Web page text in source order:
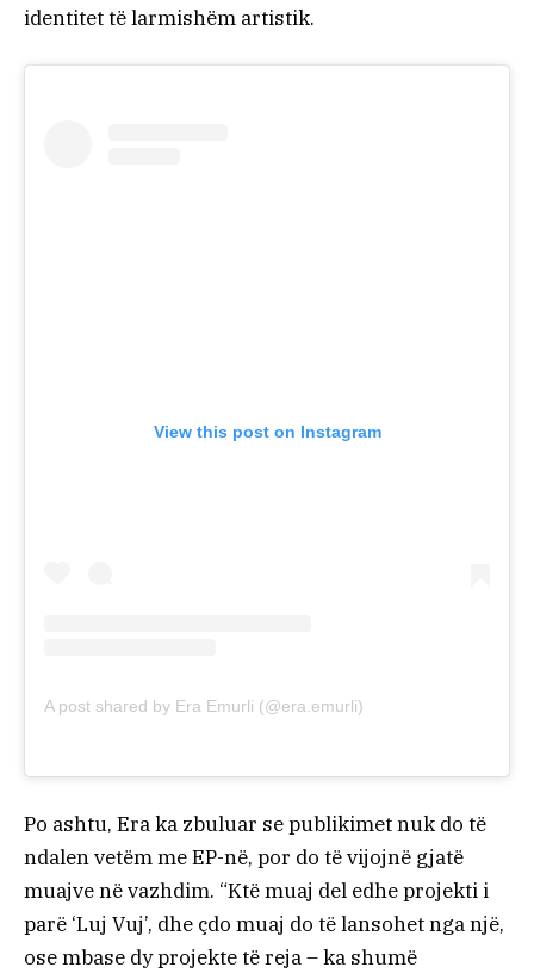
identitet të larmishëm artistik.
View this post on Instagram
A post shared by Era Emurli (@era.emurli)
Po ashtu, Era ka zbuluar se publikimet nuk do të
ndalen vetëm me EP-në, por do të vijojnë gjatë
muajve në vazhdim. “Ktë muaj del edhe projekti i
parë ‘Luj Vuj’, dhe çdo muaj do të lansohet nga një,
ose mbase dy projekte të reja – ka shumë